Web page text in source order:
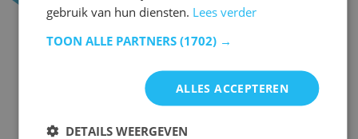
gebruik van hun diensten. Lees verder
TOON ALLE PARTNERS (1702) →
ALLES ACCEPTEREN
DETAILS WEERGEVEN